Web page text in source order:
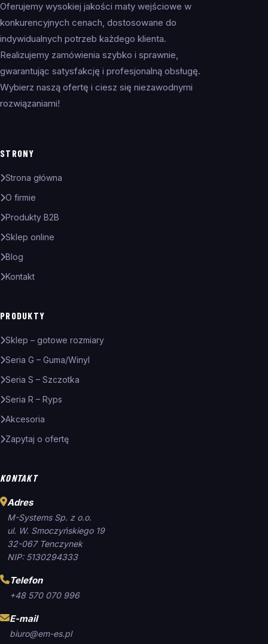
Oferujemy wysokiej jakości maty wejściowe w
konkurencyjnych cenach, dostosowane do
indywidualnych potrzeb każdego klienta.
Realizujemy zamówienia szybko i sprawnie,
gwarantując satysfakcję i profesjonalną obsługę.
Wybierz naszą ofertę i ciesz się niezawodnymi
rozwiązaniami!
STRONY
Strona główna
O firmie
Produkty B2B
Sklep online
Blog
Kontakt
PRODUKTY
Sklep – gotowe rozmiary
Seria G – Guma/Winyl
Seria S – Szczotka
Seria R – Ryps
Akcesoria
Zapytaj o ofertę
KONTAKT
Adres
M-Systems Sp. z o.o.
ul. W. Smoczyńskiego 19
32-067 Tenczynek
NIP: 5130294333
Telefon
+48 570 070 996
E-mail
biuro@em-es.pl